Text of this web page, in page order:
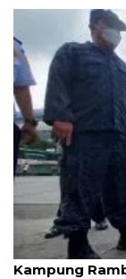
Tim K9 BNN
Kampung